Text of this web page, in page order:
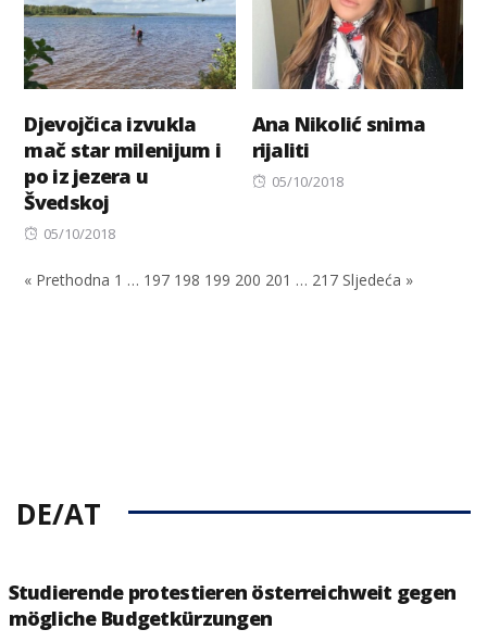
Djevojčica izvukla
mač star milenijum i
po iz jezera u
Švedskoj
Posted
05/10/2018
Ana Nikolić snima
rijaliti
Posted
05/10/2018
« Prethodna 1 … 197 198 199 200 201 … 217 Sljedeća »
DE/AT
Studierende protestieren österreichweit gegen
mögliche Budgetkürzungen